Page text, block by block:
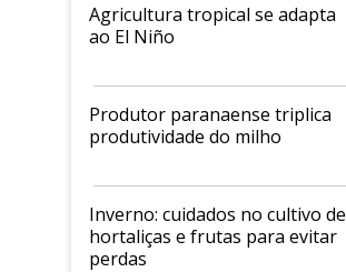
Agricultura tropical se adapta
ao El Niño
Produtor paranaense triplica
produtividade do milho
Inverno: cuidados no cultivo de
hortaliças e frutas para evitar
perdas